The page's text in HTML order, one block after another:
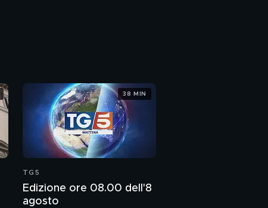
TG5
Edizione ore 08.00 dell'8
agosto
38 MIN